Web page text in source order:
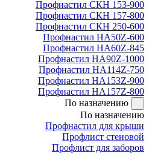
Профнастил СКН 153-900
Профнастил СКН 157-800
Профнастил СКН 250-600
Профнастил НА50Z-600
Профнастил НА60Z-845
Профнастил НА90Z-1000
Профнастил НА114Z-750
Профнастил НА153Z-900
Профнастил НА157Z-800
По назначению
По назначению
Профнастил для крыши
Профлист стеновой
Профлист для заборов